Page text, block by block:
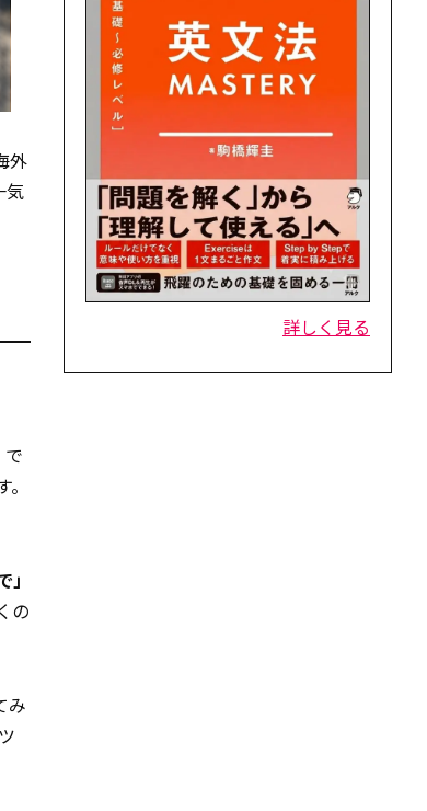
外
気
の
み
詳しく見る